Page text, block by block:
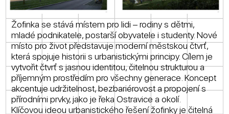
Žofinka se stává místem pro lidi – rodiny s dětmi,
mladé podnikatele, postarší obyvatele i studenty. Nové
místo pro život představuje moderní městskou čtvrť,
která spojuje historii s urbanistickými principy. Cílem je
vytvořit čtvrť s jasnou identitou, čitelnou strukturou a
příjemným prostředím pro všechny generace. Koncept
akcentuje udržitelnost, bezbariérovost a propojení s
přírodními prvky, jako je řeka Ostravice a okolí.
Klíčovou ideou urbanistického řešení žofinky je čitelná